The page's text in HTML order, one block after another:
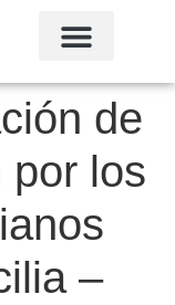
de
por los
–